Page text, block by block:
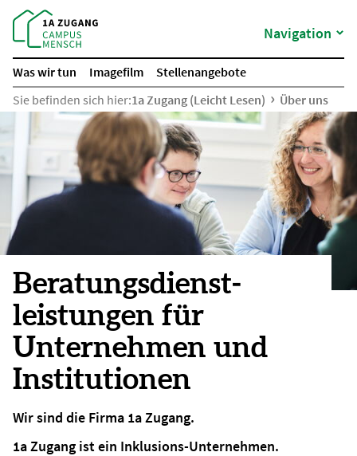
Navigation
Was wir tun Imagefilm
Stellenangebote
Sie befinden sich hier:1a Zugang (Leicht Lesen) Über uns
Beratungs­dienst­
leistungen für
Unternehmen und
Institutionen
Wir sind die Firma 1a Zugang.
1a Zugang ist ein Inklusions-Unternehmen.